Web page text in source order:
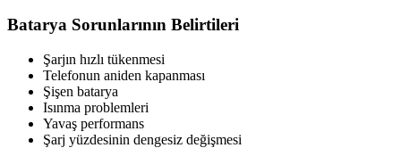
Batarya Sorunlarının Belirtileri
Şarjın hızlı tükenmesi
Telefonun aniden kapanması
Şişen batarya
Isınma problemleri
Yavaş performans
Şarj yüzdesinin dengesiz değişmesi